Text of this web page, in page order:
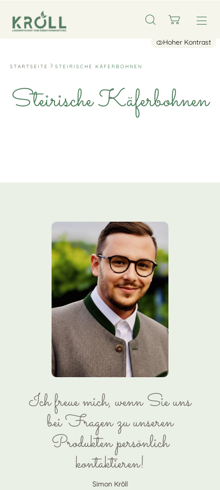
Hoher Kontrast
STARTSEITE STEIRISCHE KÄFERBOHNEN
Steirische Käferbohnen
Ich freue mich, wenn Sie uns
bei Fragen zu unseren
Produkten persönlich
kontaktieren!
Simon Kröll